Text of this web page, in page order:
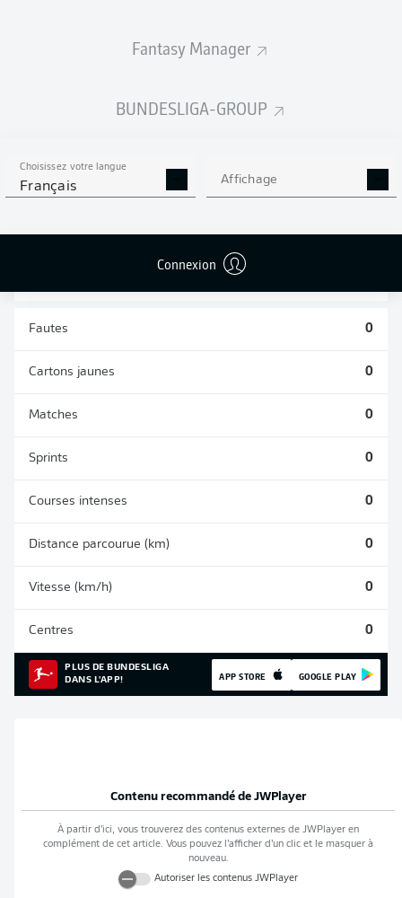
Fantasy Manager
BUNDESLIGA-GROUP
Choisissez votre langue
Français Affichage
Connexion
STATS DE LA SAISON
2026/2027
0
AÉRIENS
0
Fautes 0
Cartons jaunes 0
Matches 0
Sprints 0
Courses intenses 0
Distance parcourue (km) 0
Vitesse (km/h) 0
Centres 0
PLUS DE BUNDESLIGA
DANS L'APP!
APP STORE GOOGLE PLAY
Contenu recommandé de JWPlayer
À partir d’ici, vous trouverez des contenus externes de JWPlayer en
complément de cet article. Vous pouvez l’afficher d’un clic et le masquer à
nouveau.
Autoriser les contenus JWPlayer